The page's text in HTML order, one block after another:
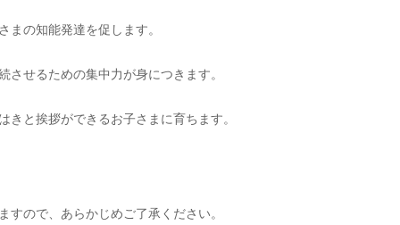
の知能発達を促します。
せるための集中力が身につきます。
と挨拶ができるお子さまに育ちます。
ので、あらかじめご了承ください。